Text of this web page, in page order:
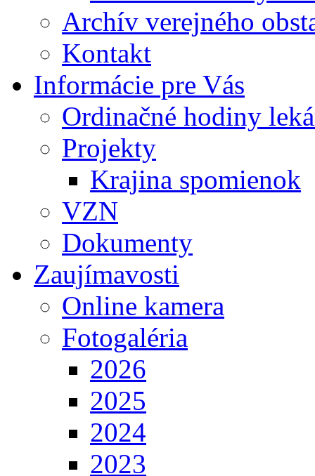
Archív verejného
Kontakt
Informácie pre Vás
Ordinačné hodiny
Projekty
Krajina spomienok
VZN
Dokumenty
Zaujímavosti
Online kamera
Fotogaléria
2026
2025
2024
2023